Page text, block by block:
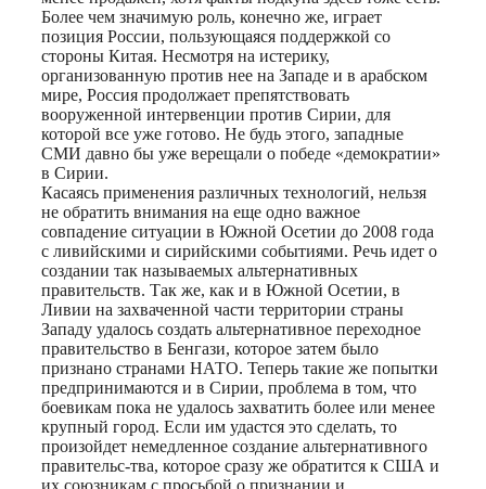
Более чем значимую роль, конечно же, играет
позиция России, пользующаяся поддержкой со
стороны Китая. Несмотря на истерику,
организованную против нее на Западе и в арабском
мире, Россия продолжает препятствовать
вооруженной интервенции против Сирии, для
которой все уже готово. Не будь этого, западные
СМИ давно бы уже верещали о победе «демократии»
в Сирии.
Касаясь применения различных технологий, нельзя
не обратить внимания на еще одно важное
совпадение ситуации в Южной Осетии до 2008 года
с ливийскими и сирийскими событиями. Речь идет о
создании так называемых альтернативных
правительств. Так же, как и в Южной Осетии, в
Ливии на захваченной части территории страны
Западу удалось создать альтернативное переходное
правительство в Бенгази, которое затем было
признано странами НАТО. Теперь такие же попытки
предпринимаются и в Сирии, проблема в том, что
боевикам пока не удалось захватить более или менее
крупный город. Если им удастся это сделать, то
произойдет немедленное создание альтернативного
правительс-тва, которое сразу же обратится к США и
их союзникам с просьбой о признании и